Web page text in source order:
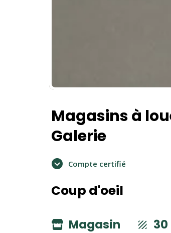
Magasins à
Galerie
Compte certifié
Coup d'oeil
Magasin 30